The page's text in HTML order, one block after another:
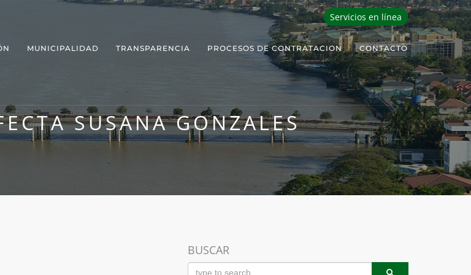
Servicios en línea
MUNICIPALIDAD TRANSPARENCIA PROCESOS DE CONTRATACION CONTACTO
SUSANA GONZALES
BUSCAR